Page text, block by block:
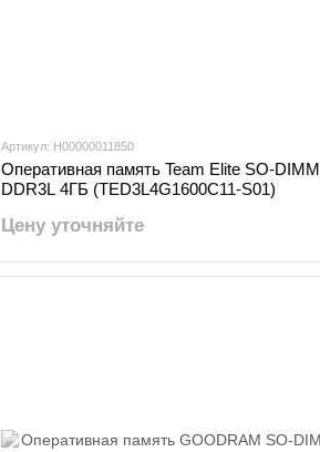
Артикул: H00000011850
Оперативная память Team Elite SO-DIMM
DDR3L 4ГБ (TED3L4G1600C11-S01)
Цену уточняйте